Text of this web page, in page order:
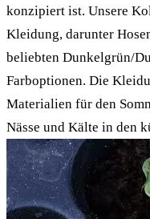
konzipiert ist. Unsere
Kleidung, darunter
beliebten Dunkelgrün/
Farboptionen. Die
Materialien für den
Nässe und Kälte in den